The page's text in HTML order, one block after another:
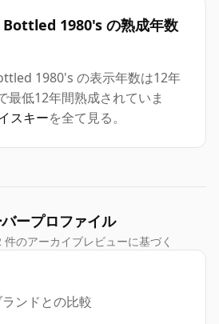
1980's の熟成年数
1980's の表示年数は12年
最低12年間熟成されていま
スキーを全て見る。
ープロファイル
のアーカイブレビューに基づく
ンドとの比較